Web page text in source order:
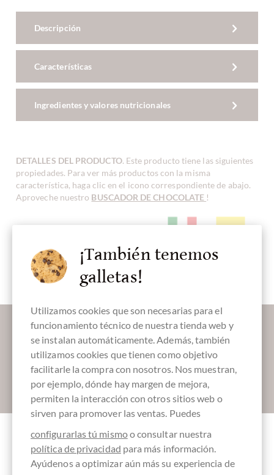
Descripción
Características
Ingredientes y valores nutricionales
DETALLES DEL PRODUCTO. Este producto tiene las siguientes
propiedades. Para ver más productos con la misma
característica, haga clic en el icono correspondiente de abajo.
Aproveche nuestro BUSCADOR DE CHOCOLATE !
Antipasti Rosmarin
Herzhaftes /
Herstellungsland
Embalaje
Déjanos endulzar tu bandeja de entrada:
Absenden
Otros clientes evaluados Mattoncino al
Rosmarino - Salzgebäck mit Rosmarin
¡También tenemos
galletas!
Utilizamos cookies que son necesarias para el
funcionamiento técnico de nuestra tienda web y
se instalan automáticamente. Además, también
utilizamos cookies que tienen como objetivo
facilitarle la compra con nosotros. Nos muestran,
por ejemplo, dónde hay margen de mejora,
permiten la interacción con otros sitios web o
sirven para promover las ventas. Puedes
configurarlas tú mismoo consultar nuestra
política de privacidad para más información.
Ayúdenos a optimizar aún más su experiencia de